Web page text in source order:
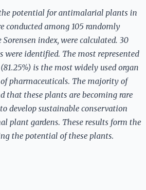
potential for antimalarial plants in
conducted among 105 randomly
index, were calculated. 30
were identified. The most represented
is the most widely used organ
pharmaceuticals. The majority of
that these plants are becoming rare
develop sustainable conservation
plant gardens. These results form the
the potential of these plants.